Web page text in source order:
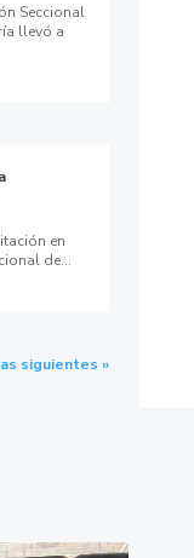
Seccional
llevó a
en
de...
siguientes »